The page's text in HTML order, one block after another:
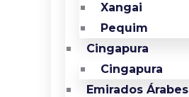
Xangai
Pequim
Cingapura
Cingapura
Emirados Árabes